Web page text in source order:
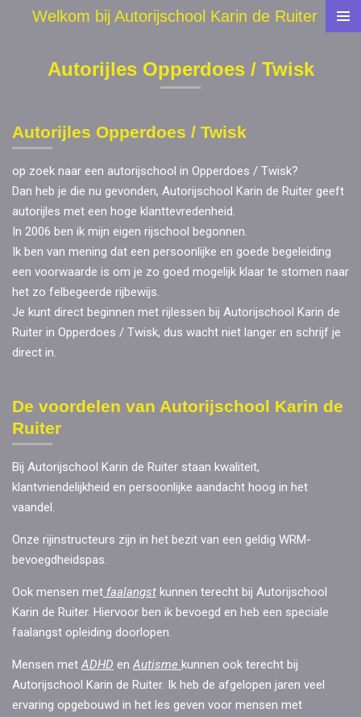
Welkom bij Autorijschool Karin de Ruiter
Autorijles Opperdoes / Twisk
Autorijles Opperdoes / Twisk
op zoek naar een autorijschool in Opperdoes / Twisk?
Dan heb je die nu gevonden, Autorijschool Karin de Ruiter geeft
autorijles met een hoge klanttevredenheid.
In 2006 ben ik mijn eigen rijschool begonnen.
Ik ben van mening dat een persoonlijke en goede begeleiding
een voorwaarde is om je zo goed mogelijk klaar te stomen naar
het zo felbegeerde rijbewijs.
Je kunt direct beginnen met rijlessen bij Autorijschool Karin de
Ruiter in Opperdoes / Twisk, dus wacht niet langer en schrijf je
direct in.
De voordelen van Autorijschool Karin de
Ruiter
Bij Autorijschool Karin de Ruiter staan kwaliteit,
klantvriendelijkheid en persoonlijke aandacht hoog in het
vaandel.
Onze rijinstructeurs zijn in het bezit van een geldig WRM-
bevoegdheidspas.
Ook mensen met faalangst kunnen terecht bij Autorijschool
Karin de Ruiter. Hiervoor ben ik bevoegd en heb een speciale
faalangst opleiding doorlopen.
Mensen metADHD enAutisme kunnen ook terecht bij
Autorijschool Karin de Ruiter. Ik heb de afgelopen jaren veel
ervaring opgebouwd in het les geven voor mensen met